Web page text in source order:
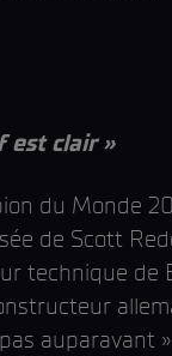
est clair »
du Monde
de Scott
technique de
auparavant